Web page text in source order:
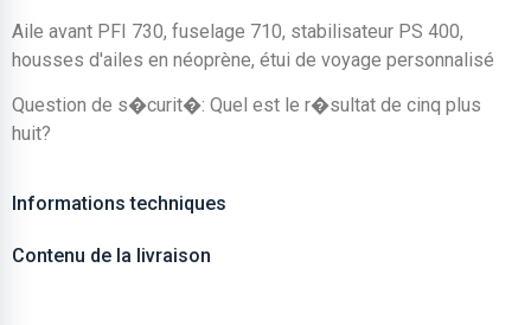
Aile avant PFI 730, fuselage 710, stabilisateur PS 400,
housses d'ailes en néoprène, étui de voyage personnalisé
Question de s�curit�: Quel est le r�sultat de cinq plus
huit?
Informations techniques
Contenu de la livraison